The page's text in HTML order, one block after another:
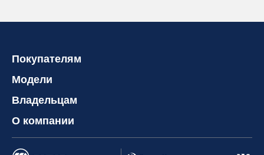
Покупателям
Модели
Владельцам
О компании